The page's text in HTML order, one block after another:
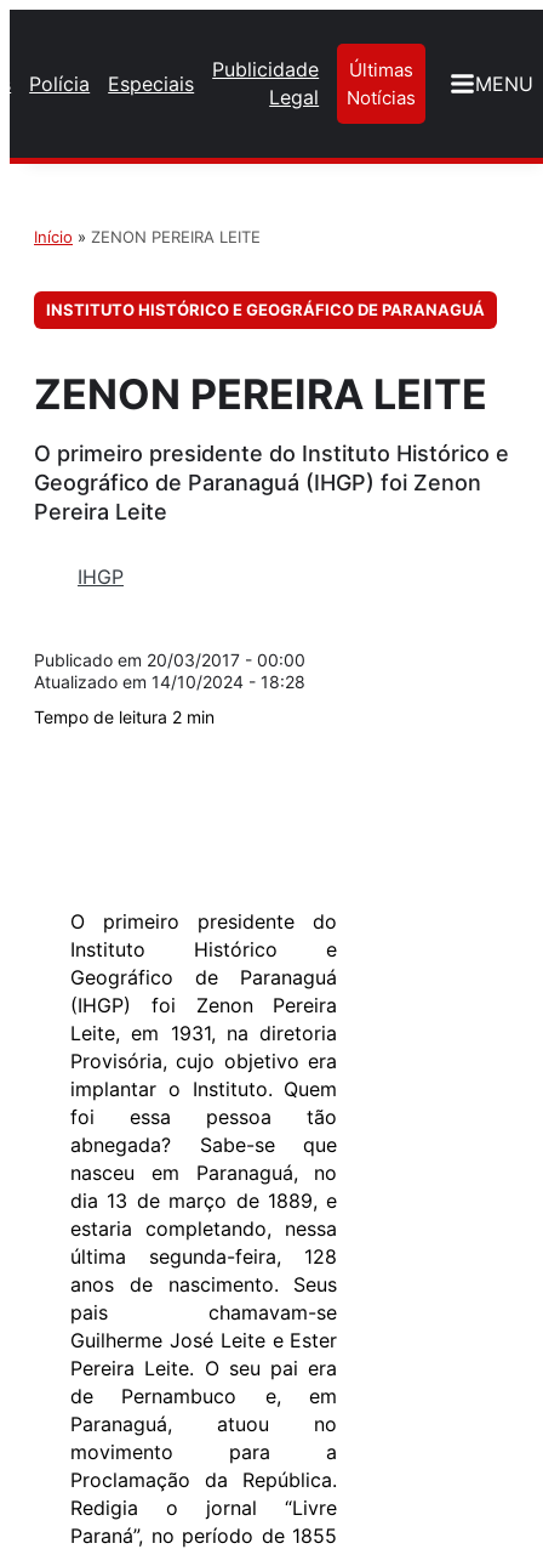
Polícia Especiais
Publicidade
Legal
Últimas
Notícias
MENU
Início » ZENON PEREIRA LEITE
INSTITUTO HISTÓRICO E GEOGRÁFICO DE PARANAGUÁ
ZENON PEREIRA LEITE
O primeiro presidente do Instituto Histórico e
Geográfico de Paranaguá (IHGP) foi Zenon
Pereira Leite
IHGP
20/03/2017 - 00:00
14/10/2024 - 18:28
O primeiro presidente do
Instituto Histórico e
Geográfico de Paranaguá
(IHGP) foi Zenon Pereira
Leite, em 1931, na diretoria
Provisória, cujo objetivo era
implantar o Instituto. Quem
foi essa pessoa tão
abnegada? Sabe-se que
nasceu em Paranaguá, no
dia 13 de março de 1889, e
estaria completando, nessa
última segunda-feira, 128
anos de nascimento. Seus
pais chamavam-se
Guilherme José Leite e Ester
Pereira Leite. O seu pai era
de Pernambuco e, em
Paranaguá, atuou no
movimento para a
Proclamação da República.
Redigia o jornal “Livre
Paraná”, no período de 1855